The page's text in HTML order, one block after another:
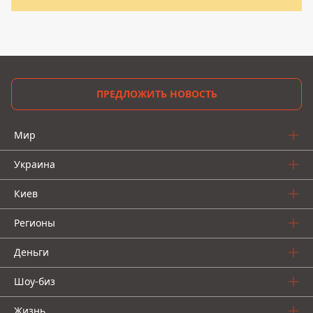
ПРЕДЛОЖИТЬ НОВОСТЬ
Мир
Украина
Киев
Регионы
Деньги
Шоу-биз